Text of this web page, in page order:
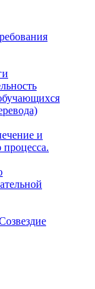
и
процесса.